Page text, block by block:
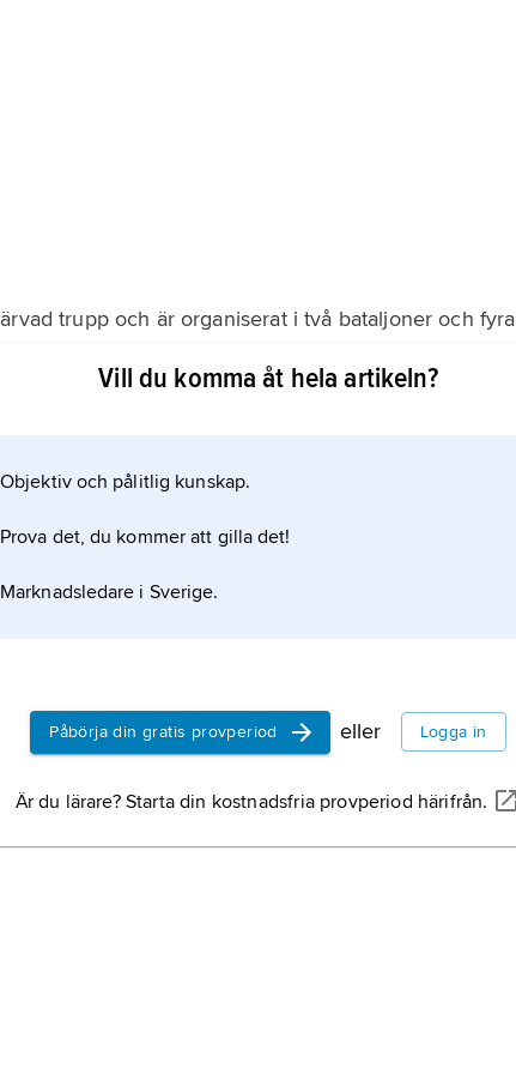
trupp och är organiserat i två bataljoner och fyra
inga stridsflygplan. Försvarskostnaderna minskade
Australien har en militär träningsenhet om ca 40 man i
Vill du komma åt hela artikeln?
Objektiv och pålitlig kunskap.
Prova det, du kommer att gilla det!
Marknadsledare i Sverige.
Påbörja din gratis provperiod eller Logga in
Är du lärare? Starta din kostnadsfria provperiod härifrån.